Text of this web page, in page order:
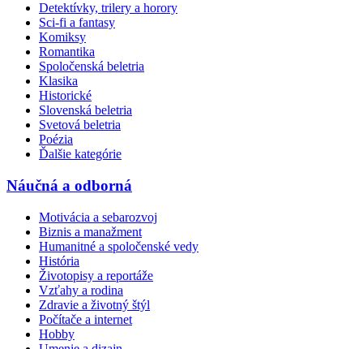
Detektívky, trilery a horory
Sci-fi a fantasy
Komiksy
Romantika
Spoločenská beletria
Klasika
Historické
Slovenská beletria
Svetová beletria
Poézia
Ďalšie kategórie
Náučná a odborná
Motivácia a sebarozvoj
Biznis a manažment
Humanitné a spoločenské vedy
História
Životopisy a reportáže
Vzťahy a rodina
Zdravie a životný štýl
Počítače a internet
Hobby